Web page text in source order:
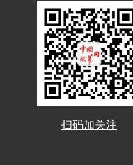
扫码加关注